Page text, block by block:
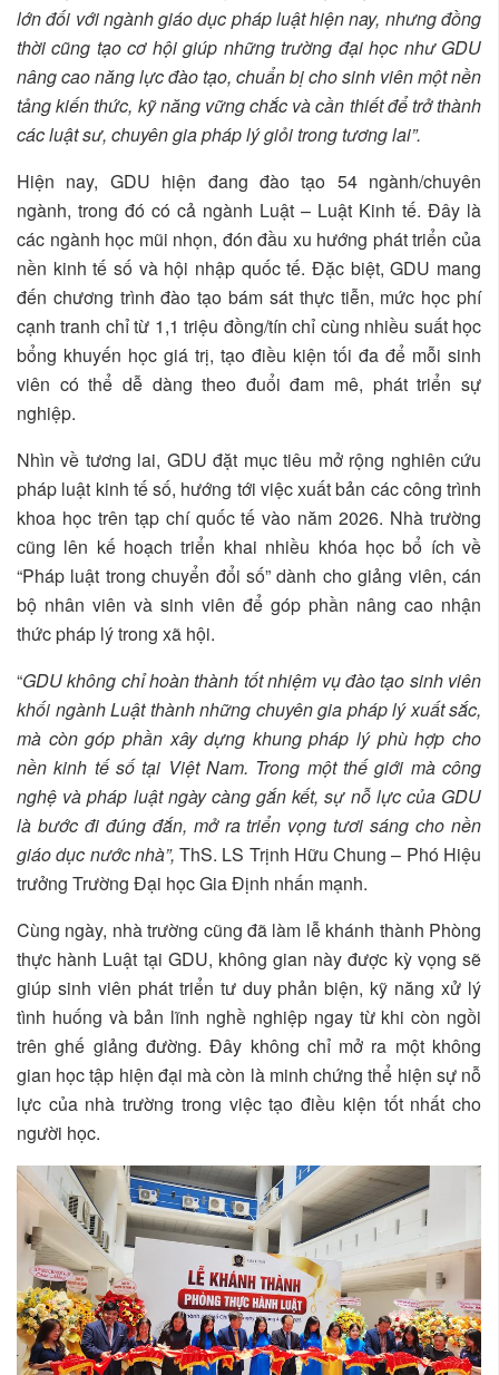
lớn đối với ngành giáo dục pháp luật hiện nay, nhưng đồng
thời cũng tạo cơ hội giúp những trường đại học như GDU
nâng cao năng lực đào tạo, chuẩn bị cho sinh viên một nền
tảng kiến thức, kỹ năng vững chắc và cần thiết để trở thành
các luật sư, chuyên gia pháp lý giỏi trong tương lai”.
Hiện nay, GDU hiện đang đào tạo 54 ngành/chuyên
ngành, trong đó có cả ngành Luật – Luật Kinh tế. Đây là
các ngành học mũi nhọn, đón đầu xu hướng phát triển của
nền kinh tế số và hội nhập quốc tế. Đặc biệt, GDU mang
đến chương trình đào tạo bám sát thực tiễn, mức học phí
cạnh tranh chỉ từ 1,1 triệu đồng/tín chỉ cùng nhiều suất học
bổng khuyến học giá trị, tạo điều kiện tối đa để mỗi sinh
viên có thể dễ dàng theo đuổi đam mê, phát triển sự
nghiệp.
Nhìn về tương lai, GDU đặt mục tiêu mở rộng nghiên cứu
pháp luật kinh tế số, hướng tới việc xuất bản các công trình
khoa học trên tạp chí quốc tế vào năm 2026. Nhà trường
cũng lên kế hoạch triển khai nhiều khóa học bổ ích về
“Pháp luật trong chuyển đổi số” dành cho giảng viên, cán
bộ nhân viên và sinh viên để góp phần nâng cao nhận
thức pháp lý trong xã hội.
“GDU không chỉ hoàn thành tốt nhiệm vụ đào tạo sinh viên
khối ngành Luật thành những chuyên gia pháp lý xuất sắc,
mà còn góp phần xây dựng khung pháp lý phù hợp cho
nền kinh tế số tại Việt Nam. Trong một thế giới mà công
nghệ và pháp luật ngày càng gắn kết, sự nỗ lực của GDU
là bước đi đúng đắn, mở ra triển vọng tươi sáng cho nền
giáo dục nước nhà”, ThS. LS Trịnh Hữu Chung – Phó Hiệu
trưởng Trường Đại học Gia Định nhấn mạnh.
Cùng ngày, nhà trường cũng đã làm lễ khánh thành Phòng
thực hành Luật tại GDU, không gian này được kỳ vọng sẽ
giúp sinh viên phát triển tư duy phản biện, kỹ năng xử lý
tình huống và bản lĩnh nghề nghiệp ngay từ khi còn ngồi
trên ghế giảng đường. Đây không chỉ mở ra một không
gian học tập hiện đại mà còn là minh chứng thể hiện sự nỗ
lực của nhà trường trong việc tạo điều kiện tốt nhất cho
người học.